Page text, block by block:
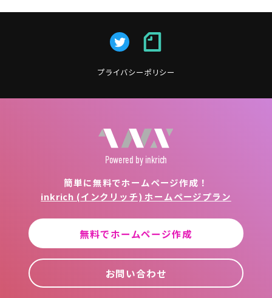
プライバシーポリシー
Powered by inkrich
簡単に無料でホームページ作成！
inkrich (インクリッチ) ホームページプラン
無料でホームページ作成
お問い合わせ